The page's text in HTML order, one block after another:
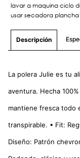
lavar a maquina ciclo
usar secadora
Descripción
La polera Julie es tu
aventura. Hecha
mantiene fresca todo
transpirable. • Fit:
Diseño: Patrón